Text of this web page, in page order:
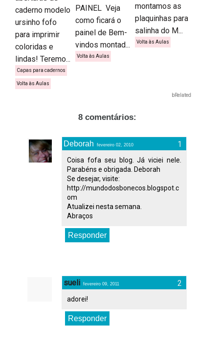
caderno modelo
ursinho fofo
para imprimir
coloridas e
lindas! Teremo...
Capas para cadernos
Volta às Aulas
PAINEL Veja
como ficará o
painel de Bem-
vindos montad...
Volta às Aulas
montamos as
plaquinhas para
salinha do M...
Volta às Aulas
bRelated
8 comentários:
Deborah fevereiro 02, 2010
Coisa fofa seu blog. Já viciei nele.
Parabéns e obrigada. Deborah
Se desejar, visite:
http://mundodosbonecos.blogspot.c
om
Atualizei nesta semana.
Abraços
Responder
sueli fevereiro 09, 2011
adorei!
Responder